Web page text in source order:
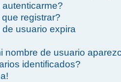
registrar?
usuario expira
nombre de usuario
identificados?